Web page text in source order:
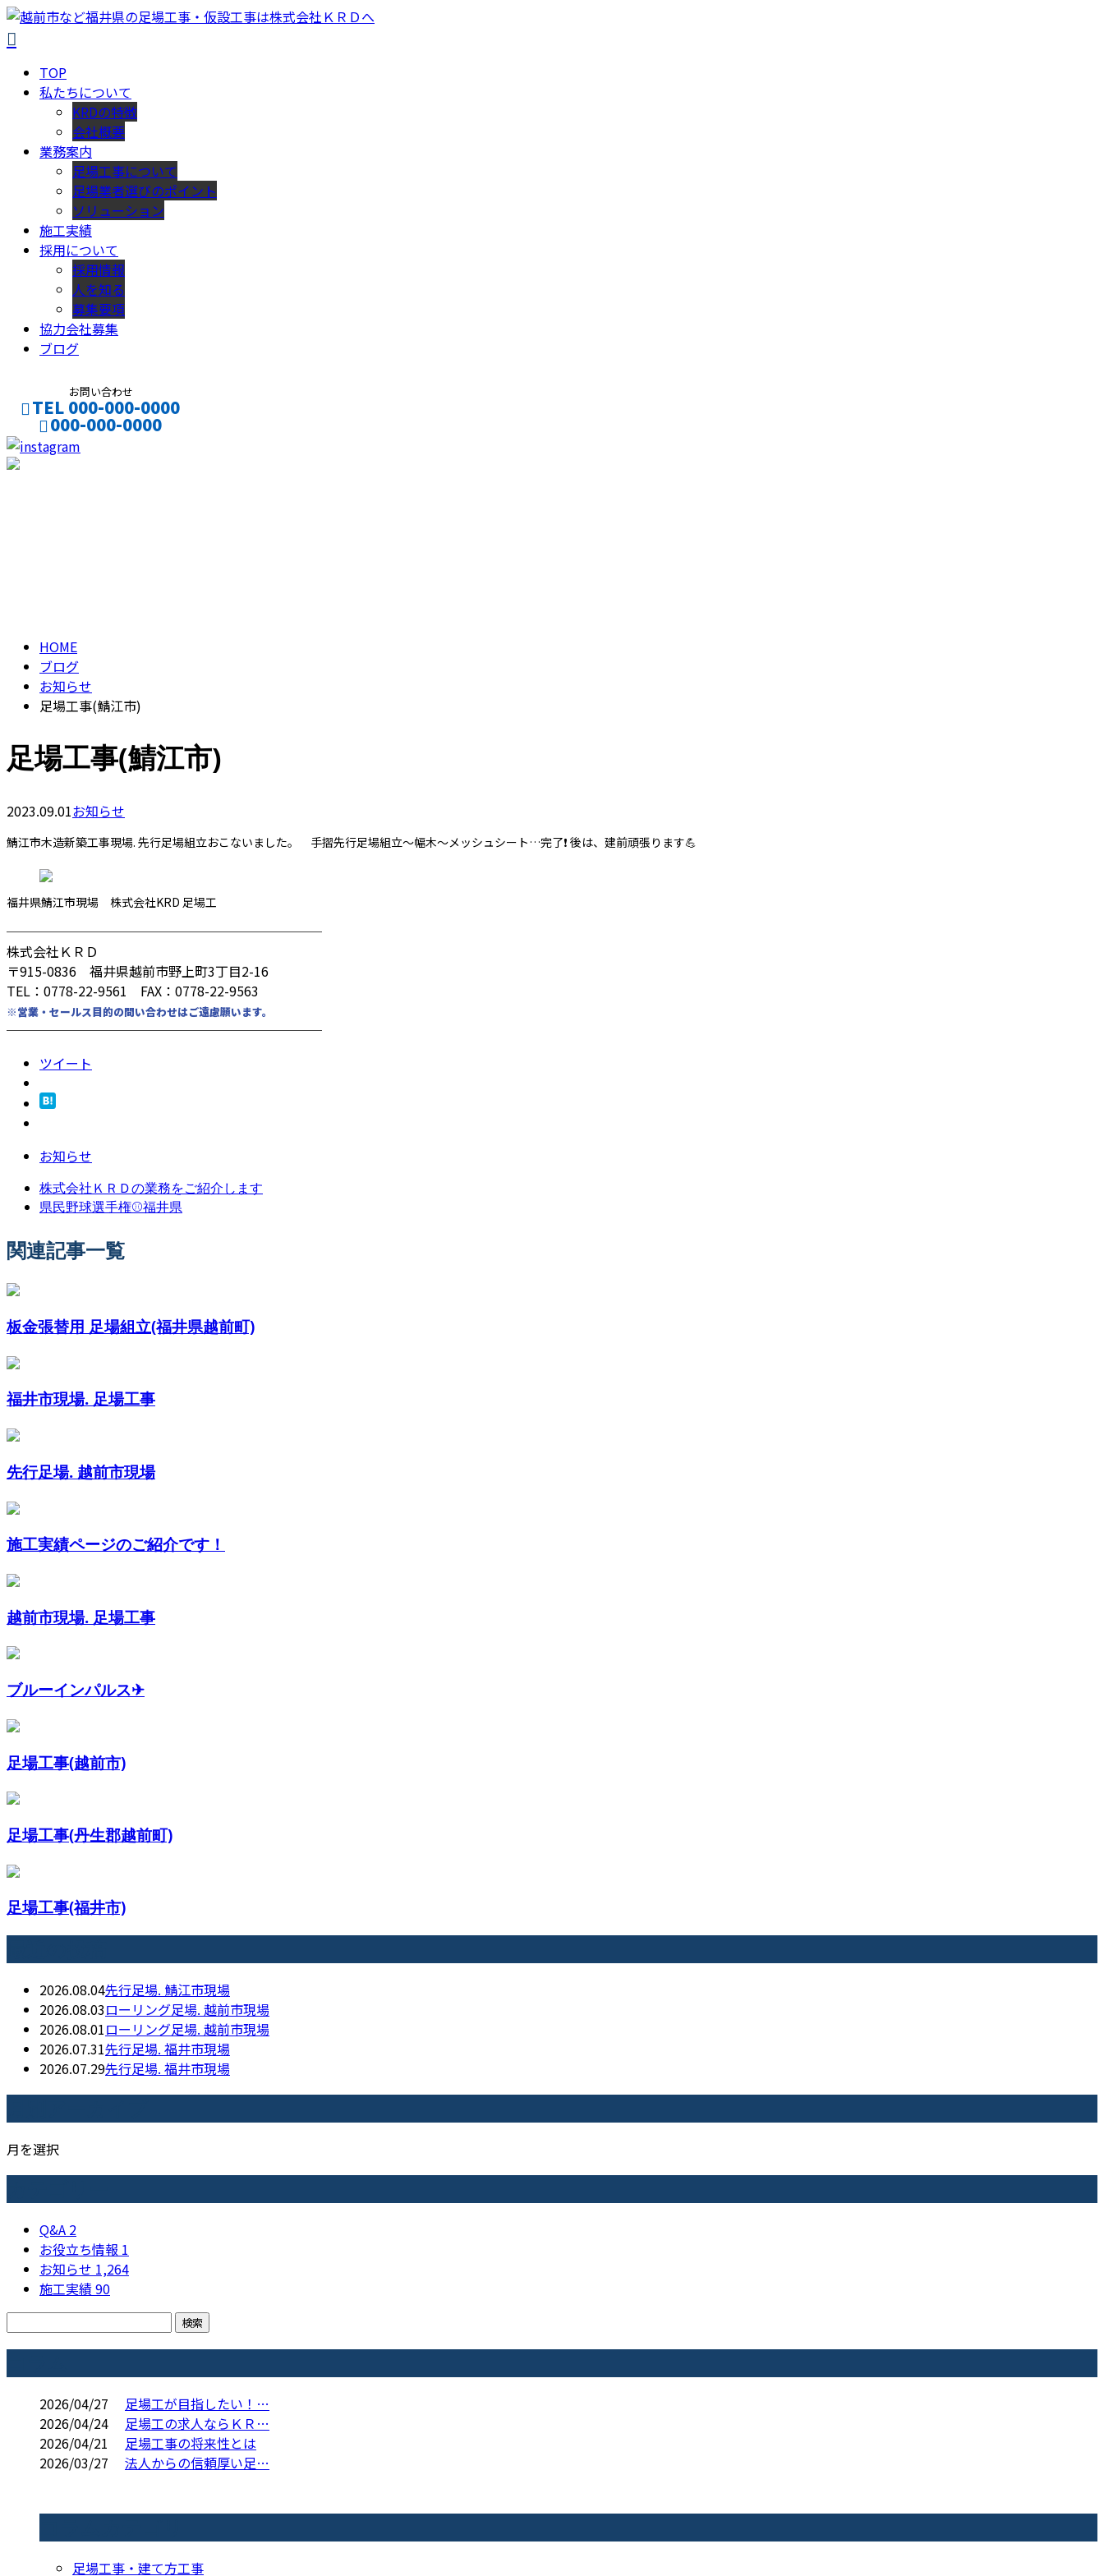
TOP
私たちについて
KRDの特徴
会社概要
業務案内
足場工事について
足場業者選びのポイント
ソリューション
施工実績
採用について
採用情報
人を知る
募集要項
協力会社募集
ブログ
お問い合わせ
TEL 000-000-0000
000-000-0000
HOME
ブログ
お知らせ
足場工事(鯖江市)
足場工事(鯖江市)
2023.09.01お知らせ
鯖江市木造新築工事現場. 先行足場組立おこないました。 手摺先行足場組立〜幅木〜メッシュシート…完了❗️ 後は、建前頑張ります💪
福井県鯖江市現場 株式会社KRD 足場工
────────────────────────
株式会社ＫＲＤ
〒915-0836 福井県越前市野上町3丁目2-16
TEL：0778-22-9561 FAX：0778-22-9563
※営業・セールス目的の問い合わせはご遠慮願います。
────────────────────────
ツイート
お知らせ
株式会社ＫＲＤの業務をご紹介します
県民野球選手権⚾️福井県
関連記事一覧
板金張替用 足場組立(福井県越前町)
福井市現場. 足場工事
先行足場. 越前市現場
施工実績ページのご紹介です！
越前市現場. 足場工事
ブルーインパルス✈︎
足場工事(越前市)
足場工事(丹生郡越前町)
足場工事(福井市)
2026.08.04先行足場. 鯖江市現場
2026.08.03ローリング足場. 越前市現場
2026.08.01ローリング足場. 越前市現場
2026.07.31先行足場. 福井市現場
2026.07.29先行足場. 福井市現場
月を選択
Q&A 2
お役立ち情報 1
お知らせ 1,264
施工実績90
2026/04/27
足場工が目指したい！…
2026/04/24
足場工の求人ならＫＲ…
2026/04/21
足場工事の将来性とは
2026/03/27
法人からの信頼厚い足…
足場工事・建て方工事